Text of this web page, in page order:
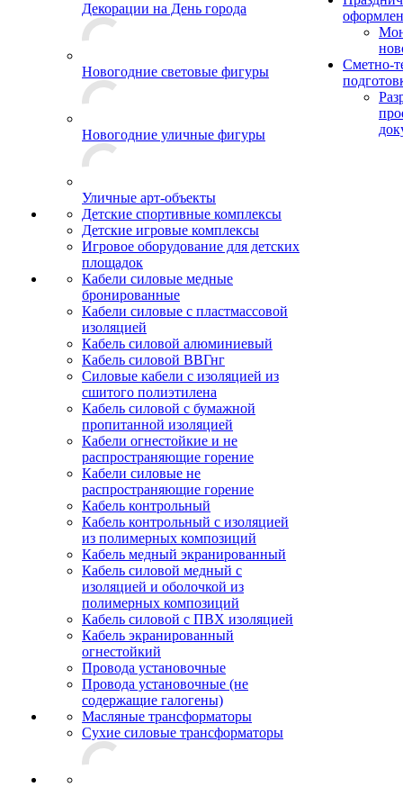
Декорации на День города
Новогодние световые фигуры
Новогодние уличные фигуры
Уличные арт-объекты
Детские спортивные комплексы
Детские игровые комплексы
Игровое оборудование для детских
площадок
Кабели силовые медные
бронированные
Кабели силовые с пластмассовой
изоляцией
Кабель силовой алюминиевый
Кабель силовой ВВГнг
Силовые кабели с изоляцией из
сшитого полиэтилена
Кабель силовой с бумажной
пропитанной изоляцией
Кабели огнестойкие и не
распространяющие горение
Кабели силовые не
распространяющие горение
Кабель контрольный
Кабель контрольный с изоляцией
из полимерных композиций
Кабель медный экранированный
Кабель силовой медный с
изоляцией и оболочкой из
полимерных композиций
Кабель силовой с ПВХ изоляцией
Кабель экранированный
огнестойкий
Провода установочные
Провода установочные (не
содержащие галогены)
Масляные трансформаторы
Сухие силовые трансформаторы
Сметно-